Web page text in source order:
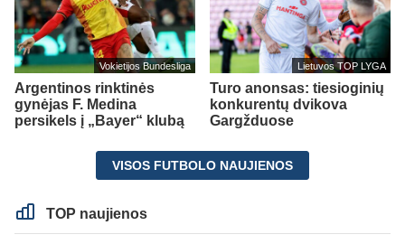
Vokietijos Bundesliga
Argentinos rinktinės
gynėjas F. Medina
persikels į „Bayer“ klubą
Lietuvos TOP LYGA
Turo anonsas: tiesioginių
konkurentų dvikova
Gargžduose
VISOS FUTBOLO NAUJIENOS
TOP naujienos